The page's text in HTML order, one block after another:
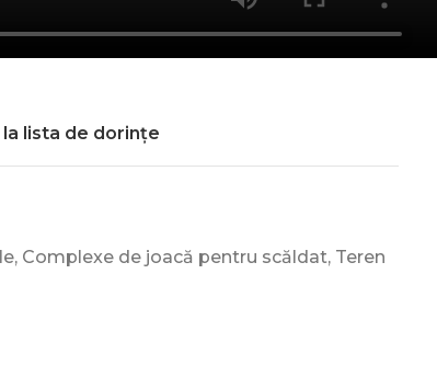
lista de dorințe
, Complexe de joacă pentru scăldat, Teren